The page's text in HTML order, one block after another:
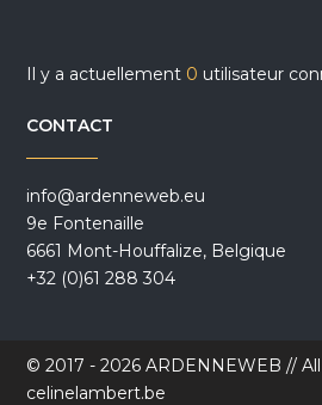
Il y a actuellement 0 utilisateur
CONTACT
info@ardenneweb.eu
9e Fontenaille
6661 Mont-Houffalize, Belgique
+32 (0)61 288 304
© 2017 - 2026 ARDENNEWEB //
celinelambert.be